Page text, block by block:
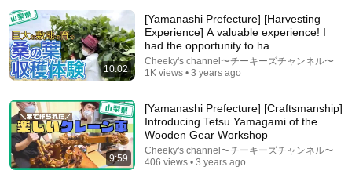
DON’T Buy These 17 Ice Cream Brands (And 8 That
10:02
[Yamanashi Prefecture] [Harvesting
Experience] A valuable experience! I
had the opportunity to ha...
Cheeky's channel〜チーキーズチャンネル〜
1K views • 3 years ago
9:59
[Yamanashi Prefecture] [Craftsmanship]
Introducing Tetsu Yamagami of the
Wooden Gear Workshop
Cheeky's channel〜チーキーズチャンネル〜
406 views • 3 years ago